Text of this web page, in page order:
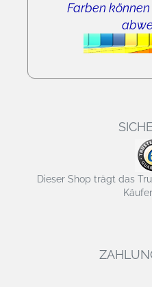
Farben
Dieser Shop trägt das